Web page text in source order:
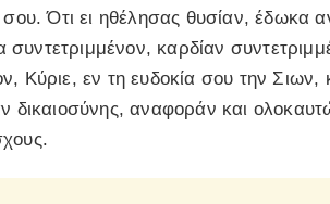
σου. Ότι ει ηθέλησας θυσίαν, έδωκα
καρδίαν
Κύριε, εν τη ευδοκία σου την Σιων,
δικαιοσύνης, αναφοράν και